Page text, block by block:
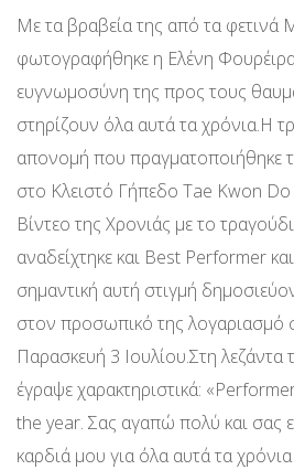
Με τα βραβεία της από τα φετινά
φωτογραφήθηκε η Ελένη Φουρέιρα
ευγνωμοσύνη της προς τους
στηρίζουν όλα αυτά τα χρόνια.Η
απονομή που πραγματοποιήθηκε
στο Κλειστό Γήπεδο Tae Kwon Do
Βίντεο της Χρονιάς με το
αναδείχτηκε και Best Performer
σημαντική αυτή στιγμή
στον προσωπικό της λογαριασμό
Παρασκευή 3 Ιουλίου.Στη λεζάντα
έγραψε χαρακτηριστικά:
the year. Σας αγαπώ πολύ και σας
καρδιά μου για όλα αυτά τα